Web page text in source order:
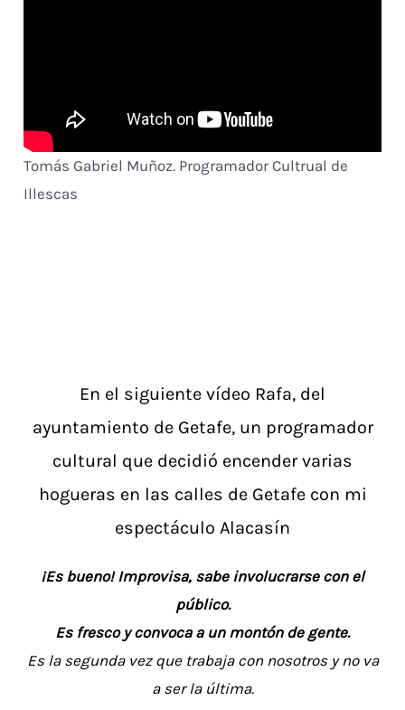
Tomás Gabriel Muñoz. Programador Cultrual de
Illescas
En el siguiente vídeo Rafa, del
ayuntamiento de Getafe, un programador
cultural que decidió encender varias
hogueras en las calles de Getafe con mi
espectáculo Alacasín
¡Es bueno! Improvisa, sabe involucrarse con el
público.
Es fresco y convoca a un montón de gente.
Es la segunda vez que trabaja con nosotros y no va
a ser la última.